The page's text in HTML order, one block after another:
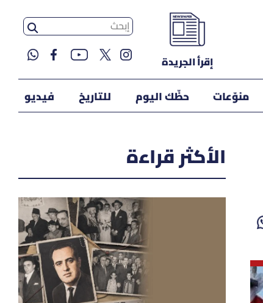
إقرأ الجريدة
منوّعات حظّك اليوم للتاريخ فيديو
الأكثر قراءة